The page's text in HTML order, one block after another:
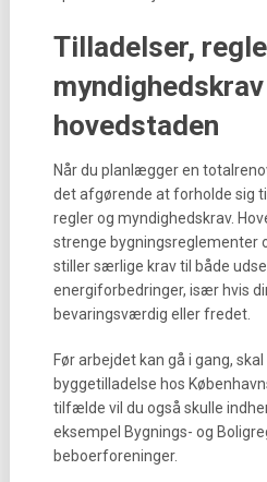
Tilladelser,
hovedstaden
Når du planlægger en
det afgørende at forholde sig
regler og myndighedskrav.
strenge bygningsreglementer
stiller særlige krav til både
energiforbedringer, især hvis
bevaringsværdig eller fredet.
Før arbejdet kan gå i gang,
byggetilladelse hos
tilfælde vil du også skulle
eksempel Bygnings- og
beboerforeninger.